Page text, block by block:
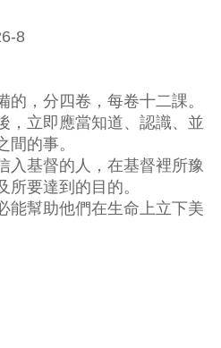
8
，分四卷，每卷十二課。
，立即應當知道、認識、並
的事。
入基督的人，在基督裡所豫
要達到的目的。
能幫助他們在生命上立下美